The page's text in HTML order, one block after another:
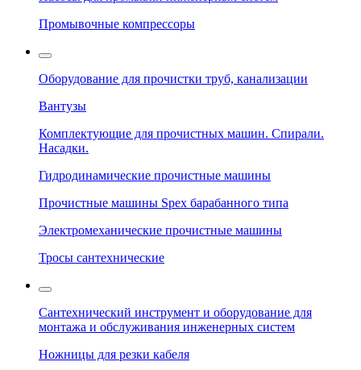
Промывочные компрессоры
Оборудование для прочистки труб, канализации
Вантузы
Комплектующие для прочистных машин. Спирали.
Насадки.
Гидродинамические прочистные машины
Прочистные машины Spex барабанного типа
Электромеханические прочистные машины
Тросы сантехнические
Сантехнический инструмент и оборудование для
монтажа и обслуживания инженерных систем
Ножницы для резки кабеля